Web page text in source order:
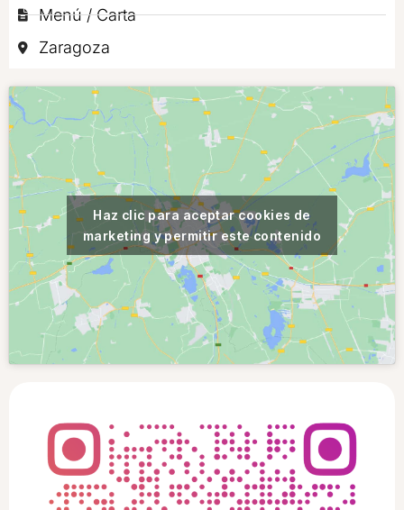
Menú / Carta
Zaragoza
Haz clic para aceptar cookies de
marketing y permitir este contenido